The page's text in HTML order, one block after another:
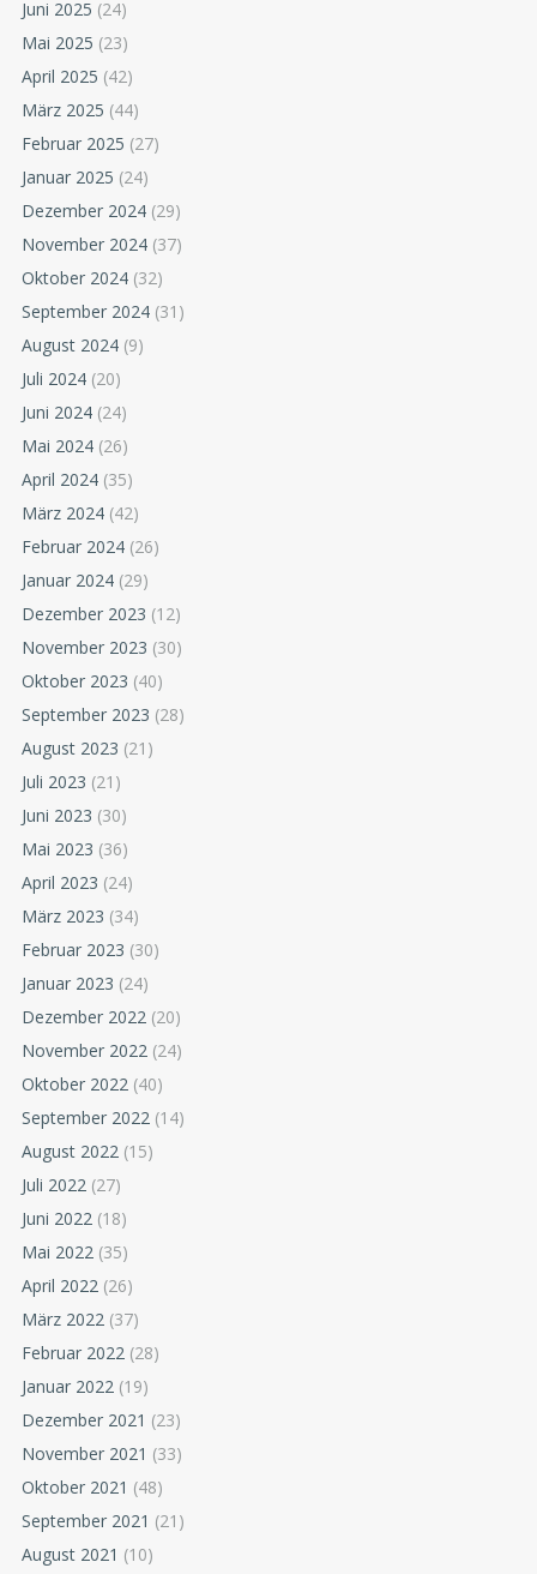
Juni 2025 (24)
Mai 2025 (23)
April 2025 (42)
März 2025 (44)
Februar 2025 (27)
Januar 2025 (24)
Dezember 2024 (29)
November 2024 (37)
Oktober 2024 (32)
September 2024 (31)
August 2024 (9)
Juli 2024 (20)
Juni 2024 (24)
Mai 2024 (26)
April 2024 (35)
März 2024 (42)
Februar 2024 (26)
Januar 2024 (29)
Dezember 2023 (12)
November 2023 (30)
Oktober 2023 (40)
September 2023 (28)
August 2023 (21)
Juli 2023 (21)
Juni 2023 (30)
Mai 2023 (36)
April 2023 (24)
März 2023 (34)
Februar 2023 (30)
Januar 2023 (24)
Dezember 2022 (20)
November 2022 (24)
Oktober 2022 (40)
September 2022 (14)
August 2022 (15)
Juli 2022 (27)
Juni 2022 (18)
Mai 2022 (35)
April 2022 (26)
März 2022 (37)
Februar 2022 (28)
Januar 2022 (19)
Dezember 2021 (23)
November 2021 (33)
Oktober 2021 (48)
September 2021 (21)
August 2021 (10)